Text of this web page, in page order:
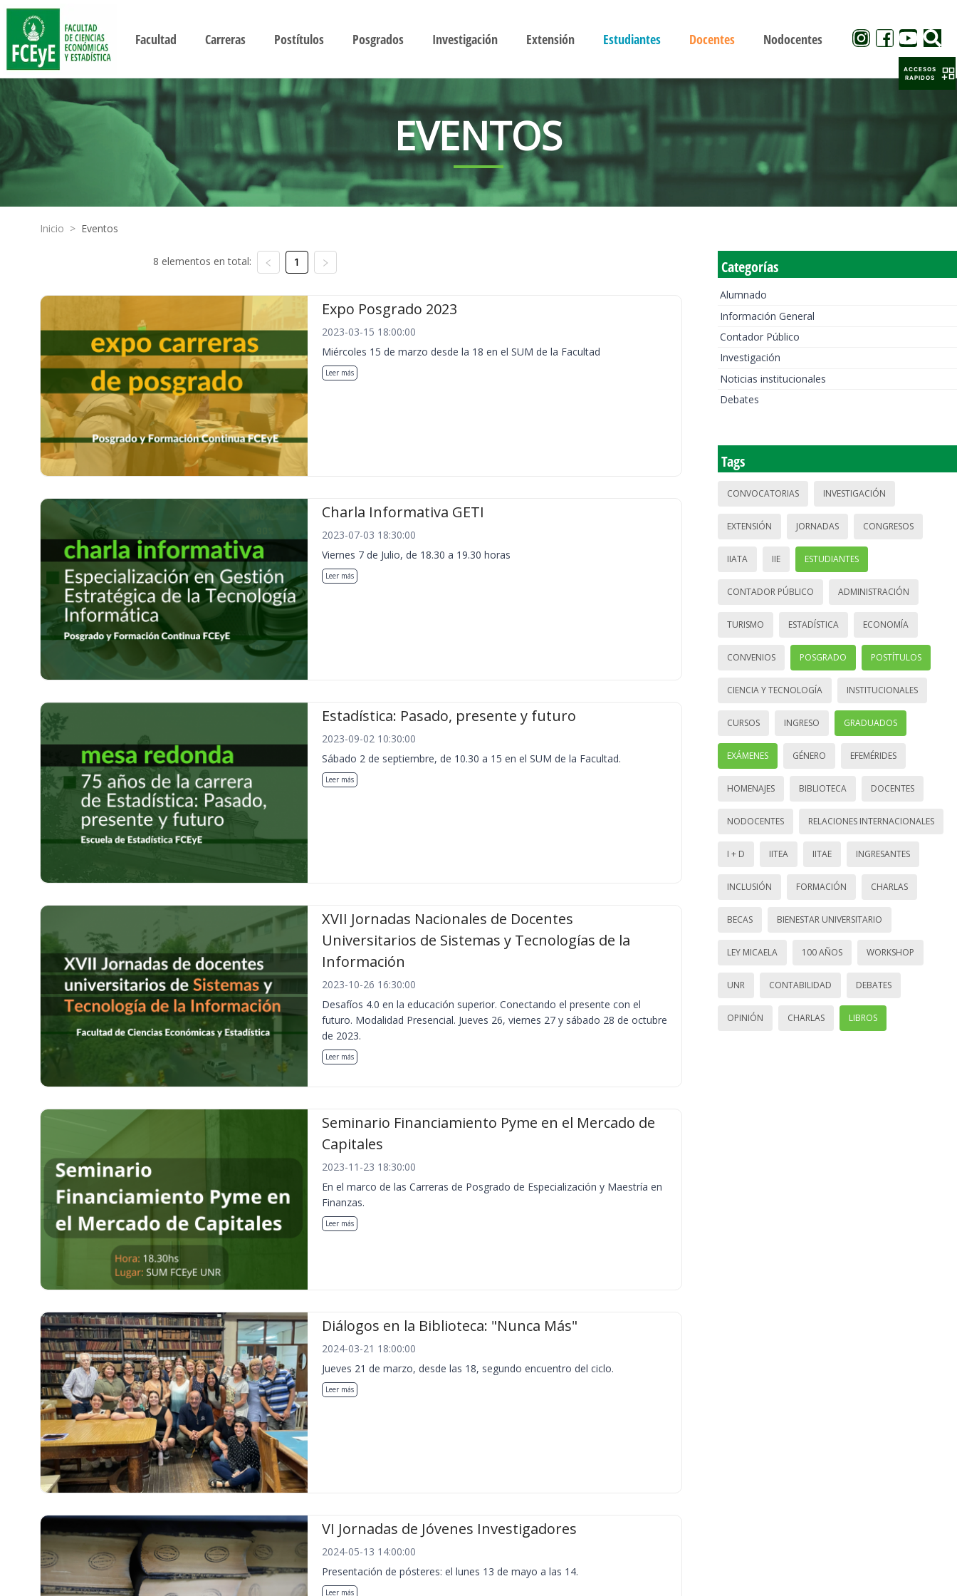
Facultad Carreras Postítulos Posgrados Investigación Extensión Estudiantes Docentes Nodocentes
EVENTOS
Inicio > Eventos
8 elementos en total: 1
Expo Posgrado 2023
2023-03-15 18:00:00
Miércoles 15 de marzo desde la 18 en el SUM de la Facultad
Leer más
Charla Informativa GETI
2023-07-03 18:30:00
Viernes 7 de Julio, de 18.30 a 19.30 horas
Leer más
Estadística: Pasado, presente y futuro
2023-09-02 10:30:00
Sábado 2 de septiembre, de 10.30 a 15 en el SUM de la Facultad.
Leer más
XVII Jornadas Nacionales de Docentes
Universitarios de Sistemas y Tecnologías de la
Información
2023-10-26 16:30:00
Desafíos 4.0 en la educación superior. Conectando el presente con el
futuro. Modalidad Presencial. Jueves 26, viernes 27 y sábado 28 de octubre
de 2023.
Leer más
Seminario Financiamiento Pyme en el Mercado de
Capitales
2023-11-23 18:30:00
En el marco de las Carreras de Posgrado de Especialización y Maestría en
Finanzas.
Leer más
Diálogos en la Biblioteca: "Nunca Más"
2024-03-21 18:00:00
Jueves 21 de marzo, desde las 18, segundo encuentro del ciclo.
Leer más
VI Jornadas de Jóvenes Investigadores
2024-05-13 14:00:00
Presentación de pósteres: el lunes 13 de mayo a las 14.
Leer más
Categorías
Alumnado
Información General
Contador Público
Investigación
Noticias institucionales
Debates
Tags
CONVOCATORIAS INVESTIGACIÓN
EXTENSIÓN JORNADAS CONGRESOS
IIATA IIE ESTUDIANTES
CONTADOR PÚBLICO ADMINISTRACIÓN
TURISMO ESTADÍSTICA ECONOMÍA
CONVENIOS POSGRADO POSTÍTULOS
CIENCIA Y TECNOLOGÍA INSTITUCIONALES
CURSOS INGRESO GRADUADOS
EXÁMENES GÉNERO EFEMÉRIDES
HOMENAJES BIBLIOTECA DOCENTES
NODOCENTES RELACIONES INTERNACIONALES
I + D IITEA IITAE INGRESANTES
INCLUSIÓN FORMACIÓN CHARLAS
BECAS BIENESTAR UNIVERSITARIO
LEY MICAELA 100 AÑOS WORKSHOP
UNR CONTABILIDAD DEBATES
OPINIÓN CHARLAS LIBROS
ACCESOS
RAPIDOS